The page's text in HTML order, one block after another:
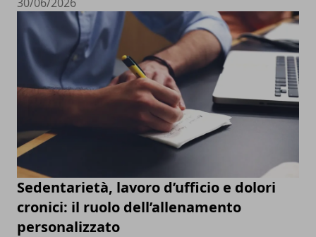
Sedentarietà, lavoro d’ufficio e dolori
cronici: il ruolo dell’allenamento
personalizzato